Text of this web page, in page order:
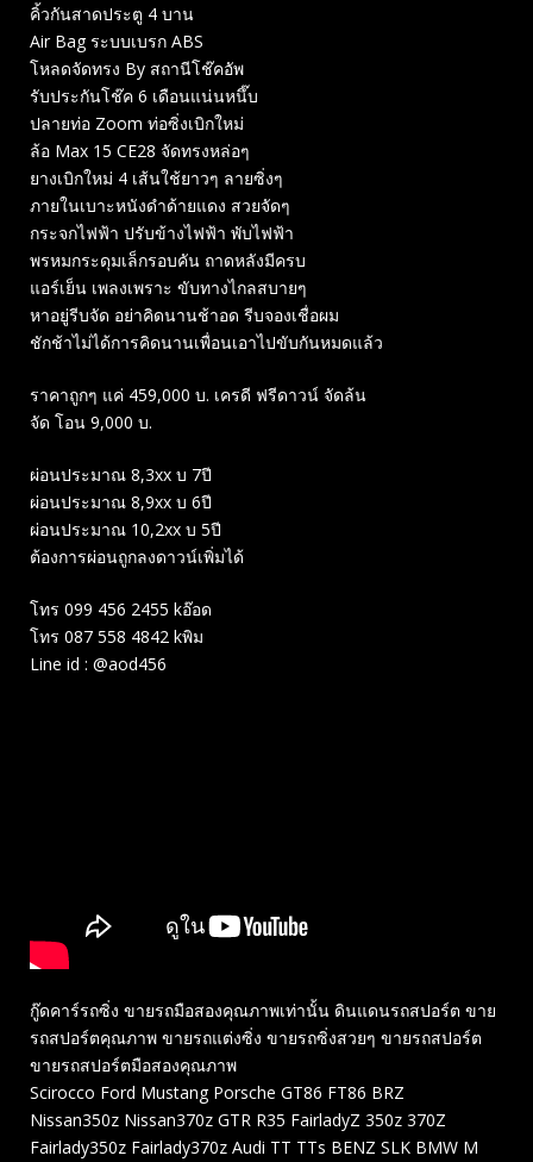
คิ้วกันสาดประตู 4 บาน
Air Bag ระบบเบรก ABS
โหลดจัดทรง By สถานีโช๊คอัพ
รับประกันโช๊ค 6 เดือนแน่นหนึ๊บ
ปลายท่อ Zoom ท่อซิ่งเบิกใหม่
ล้อ Max 15 CE28 จัดทรงหล่อๆ
ยางเบิกใหม่ 4 เส้นใช้ยาวๆ ลายซิ่งๆ
ภายในเบาะหนังดำด้ายแดง สวยจัดๆ
กระจกไฟฟ้า ปรับข้างไฟฟ้า พับไฟฟ้า
พรหมกระดุมเล็กรอบคัน ถาดหลังมีครบ
แอร์เย็น เพลงเพราะ ขับทางไกลสบายๆ
หาอยู่รีบจัด อย่าคิดนานช้าอด รีบจองเชื่อผม
ชักช้าไม่ได้การคิดนานเพื่อนเอาไปขับกันหมดแล้ว
ราคาถูกๆ แค่ 459,000 บ. เครดี ฟรีดาวน์ จัดล้น
จัด โอน 9,000 บ.
ผ่อนประมาณ 8,3xx บ 7ปี
ผ่อนประมาณ 8,9xx บ 6ปี
ผ่อนประมาณ 10,2xx บ 5ปี
ต้องการผ่อนถูกลงดาวน์เพิ่มได้
โทร 099 456 2455 kอ๊อด
โทร 087 558 4842 kพิม
Line id : @aod456
กู๊ดคาร์รถซิ่ง ขายรถมือสองคุณภาพเท่านั้น ดินแดนรถสปอร์ต ขาย
รถสปอร์ตคุณภาพ ขายรถแต่งซิ่ง ขายรถซิ่งสวยๆ ขายรถสปอร์ต
ขายรถสปอร์ตมือสองคุณภาพ
Scirocco Ford Mustang Porsche GT86 FT86 BRZ
Nissan350z Nissan370z GTR R35 FairladyZ 350z 370Z
Fairlady350z Fairlady370z Audi TT TTs BENZ SLK BMW M